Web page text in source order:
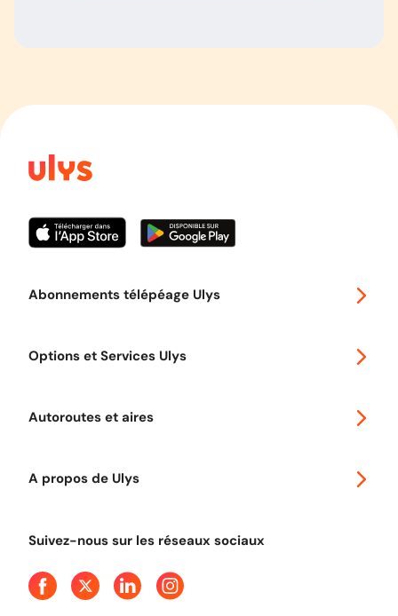
Abonnements télépéage Ulys
Options et Services Ulys
Autoroutes et aires
A propos de Ulys
Presse
Suivez-nous sur les réseaux sociaux